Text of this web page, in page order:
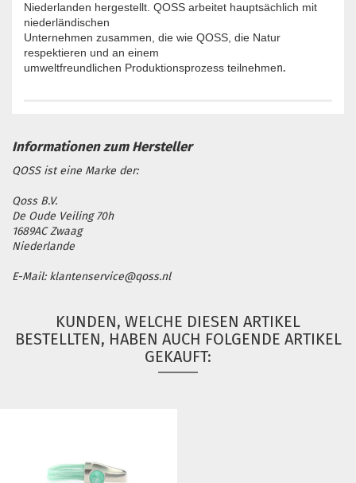
Niederlanden hergestellt. QOSS arbeitet hauptsächlich mit
niederländischen
Unternehmen zusammen, die wie QOSS, die Natur
respektieren und an einem
umweltfreundlichen Produktionsprozess teilnehmen.
QOSS ist eine Marke der:
Qoss B.V.
De Oude Veiling 70h
1689AC Zwaag
Niederlande
E-Mail: klantenservice@qoss.nl
KUNDEN, WELCHE DIESEN ARTIKEL
BESTELLTEN, HABEN AUCH FOLGENDE ARTIKEL
GEKAUFT: